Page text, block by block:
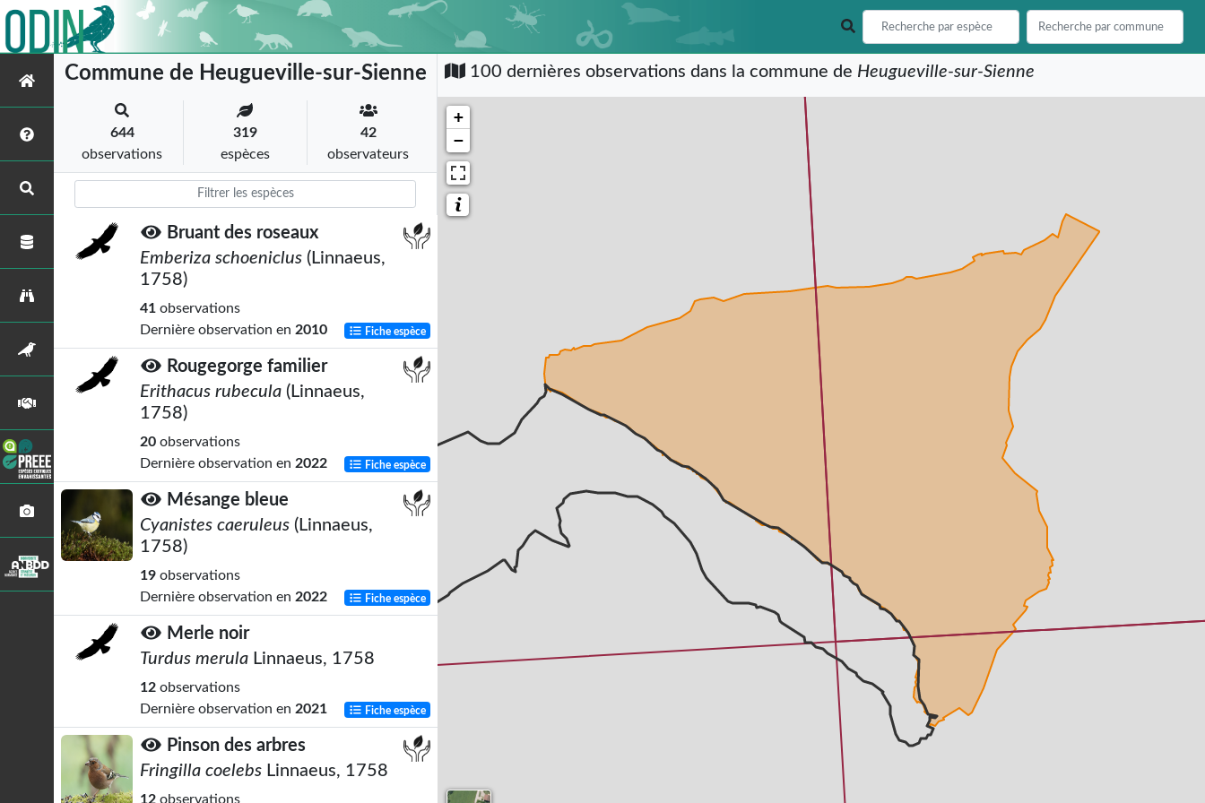
Commune de Heugueville-sur-Sienne
644
observations
319
espèces
42
observateurs
Bruant des roseaux
Emberiza schoeniclus (Linnaeus,
1758)
41 observations
Dernière observation en 2010 Fiche espèce
Rougegorge familier
Erithacus rubecula (Linnaeus,
1758)
20 observations
Dernière observation en 2022 Fiche espèce
Mésange bleue
Cyanistes caeruleus (Linnaeus,
1758)
19 observations
Dernière observation en 2022 Fiche espèce
Merle noir
Turdus merula Linnaeus, 1758
12 observations
Dernière observation en 2021 Fiche espèce
Pinson des arbres
Fringilla coelebs Linnaeus, 1758
12 observations
100 dernières observations dans la commune de Heugueville-sur-Sienne
+
−